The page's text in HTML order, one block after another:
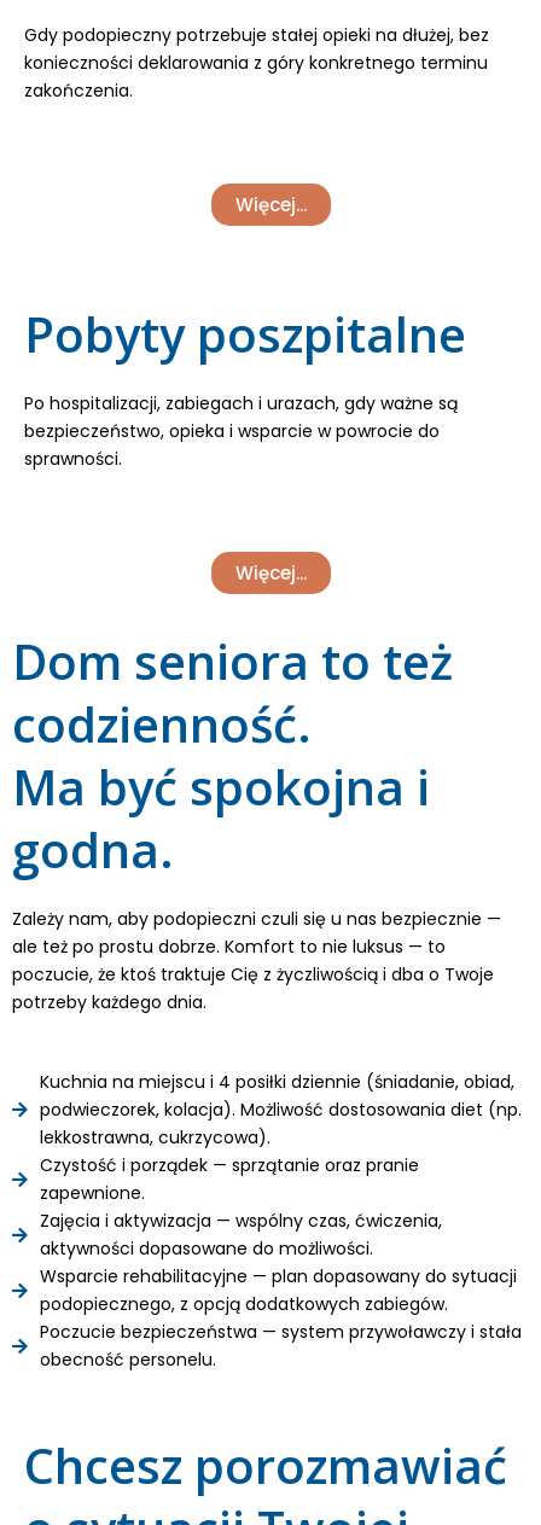
Gdy podopieczny potrzebuje stałej opieki na dłużej, bez
konieczności deklarowania z góry konkretnego terminu
zakończenia.
Więcej...
Pobyty poszpitalne
Po hospitalizacji, zabiegach i urazach, gdy ważne są
bezpieczeństwo, opieka i wsparcie w powrocie do
sprawności.
Więcej...
Dom seniora to też
codzienność.
Ma być spokojna i
godna.
Zależy nam, aby podopieczni czuli się u nas bezpiecznie —
ale też po prostu dobrze. Komfort to nie luksus — to
poczucie, że ktoś traktuje Cię z życzliwością i dba o Twoje
potrzeby każdego dnia.
Kuchnia na miejscu i 4 posiłki dziennie (śniadanie, obiad,
podwieczorek, kolacja). Możliwość dostosowania diet (np.
lekkostrawna, cukrzycowa).
Czystość i porządek — sprzątanie oraz pranie
zapewnione.
Zajęcia i aktywizacja — wspólny czas, ćwiczenia,
aktywności dopasowane do możliwości.
Wsparcie rehabilitacyjne — plan dopasowany do sytuacji
podopiecznego, z opcją dodatkowych zabiegów.
Poczucie bezpieczeństwa — system przywoławczy i stała
obecność personelu.
Chcesz porozmawiać